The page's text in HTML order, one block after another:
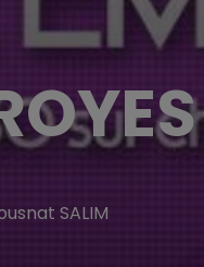
SALIM